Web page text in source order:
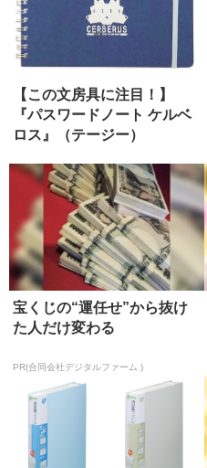
【この文房具に注目！】
『パスワードノート ケルベ
ロス』（テージー）
宝くじの“運任せ”から抜け
た人だけ変わる
PR(合同会社デジタルファーム )